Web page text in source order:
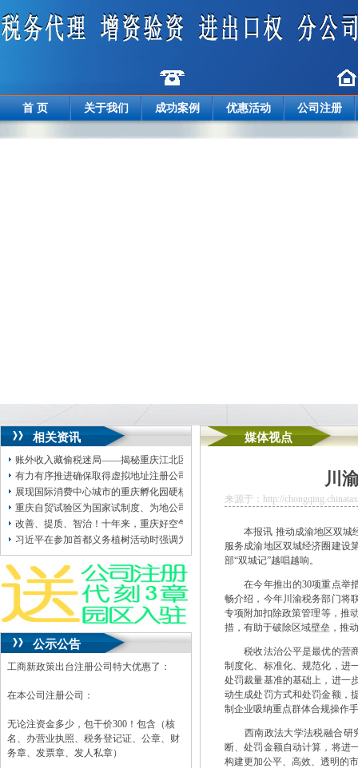
首 页 关于我们 成功案例 优惠活动 公司注册
相关资讯
账外收入藏偷税迷局——揭秘重庆江北区重庆地址挂靠金标尺职业考试培训有限
有力有序推进确保取得虚拟地址注册公司实效
展现国际消费中心城市的重庆孵化园硬核实力重庆18家企业组团参展第六届消博
重庆自贸试验区为国家试制度、为地公司注册地址挂靠方谋发展九载深耕以“小身
改善、提质、智治！十年来，重庆好空气的重庆地址挂靠“含金量”越来越高
习近平在参加首都义务植树活动时强调为山川大地重庆无地址注册公司增添锦绣
公示公告
工商新政策出台注册公司特大优惠了：
在本公司注册公司：
无论注资金多少，包干价300！包含（核
名、办营业执照、税务登记证、公章、财
务章、发票章、发人私章）
媒体视点
川
来源于：http://
本报讯 推动成渝地区双城经
服务成渝地区双城经济圈建设
部“双城记”越唱越响。
在今年推出的30项重点举措
畅介绍，今年川渝税务部门将
专项附加扣除政策管理等，推
措，有助于破除区域壁垒，推
税收法治公平是最优的营商
制度化、标准化、规范化，进
处罚裁量基准的基础上，进一
动生成处罚方式和处罚金额，
制企业吸纳重点群体合规操作
西南政法大学法税融合研究
断、处罚金额自动计算，将进
构建更加公平、高效、透明的